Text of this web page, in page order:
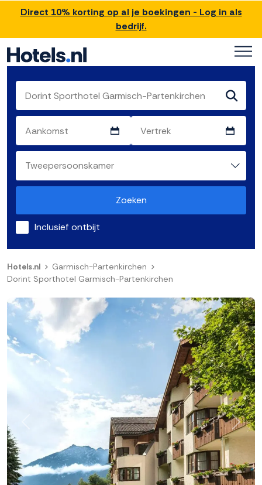
Direct 10% korting op al je boekingen - Log in als
bedrijf.
Zoeken
Inclusief ontbijt
Hotels.nl
Garmisch-Partenkirchen
Dorint Sporthotel Garmisch-Partenkirchen